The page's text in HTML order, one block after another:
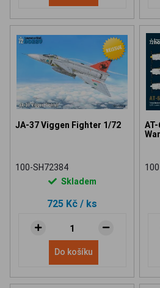
JA-37 Viggen Fighter 1/72
100-SH72384
Skladem
725 Kč / ks
Do košíku